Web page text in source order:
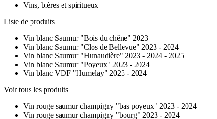
Vins, bières et spiritueux
Liste de produits
Vin blanc Saumur "Bois du chêne" 2023
Vin blanc Saumur "Clos de Bellevue" 2023 - 2024
Vin blanc Saumur "Hunaudière" 2023 - 2024 - 2025
Vin blanc Saumur "Poyeux" 2023 - 2024
Vin blanc VDF "Humelay" 2023 - 2024
Voir tous les produits
Vin rouge saumur champigny "bas poyeux" 2023 - 2024
Vin rouge saumur champigny "bourg" 2023 - 2024